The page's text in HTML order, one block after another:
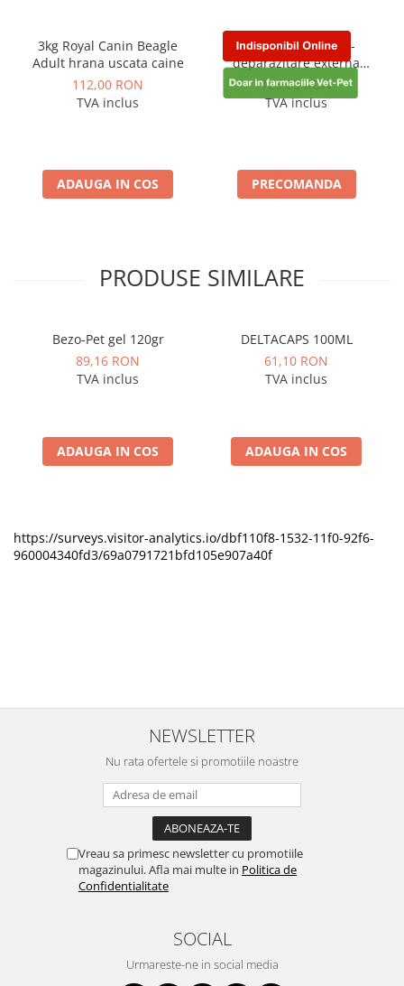
3kg Royal Canin Beagle
Adult hrana uscata caine
112,00 RON
TVA inclus
ADAUGA IN COS
Bravecto 2 - 4,5 kg -
deparazitare externa
pentru caini
125,00 RON
TVA inclus
PRECOMANDA
PRODUSE SIMILARE
Bezo-Pet gel 120gr
89,16 RON
TVA inclus
ADAUGA IN COS
DELTACAPS 100ML
61,10 RON
TVA inclus
ADAUGA IN COS
https://surveys.visitor-analytics.io/dbf110f8-1532-11f0-92f6-
960004340fd3/69a0791721bfd105e907a40f
NEWSLETTER
Nu rata ofertele si promotiile noastre
Vreau sa primesc newsletter cu promotiile
magazinului. Afla mai multe in Politica de
Confidentialitate
SOCIAL
Urmareste-ne in social media